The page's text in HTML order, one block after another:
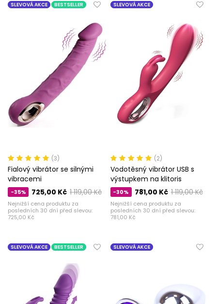
SLEVOVÁ AKCE BESTSELLER
(3)
Fialový vibrátor se silnými
vibracemi
-35% 1 119,00 Kč
725,00 Kč
Nejnižší cena produktu za
posledních 30 dní před slevou:
725,00 Kč
SLEVOVÁ AKCE
(2)
Vodotěsný vibrátor USB s
výstupkem na klitoris
-30% 1 119,00 Kč
781,00 Kč
Nejnižší cena produktu za
posledních 30 dní před slevou:
781,00 Kč
SLEVOVÁ AKCE BESTSELLER SLEVOVÁ AKCE